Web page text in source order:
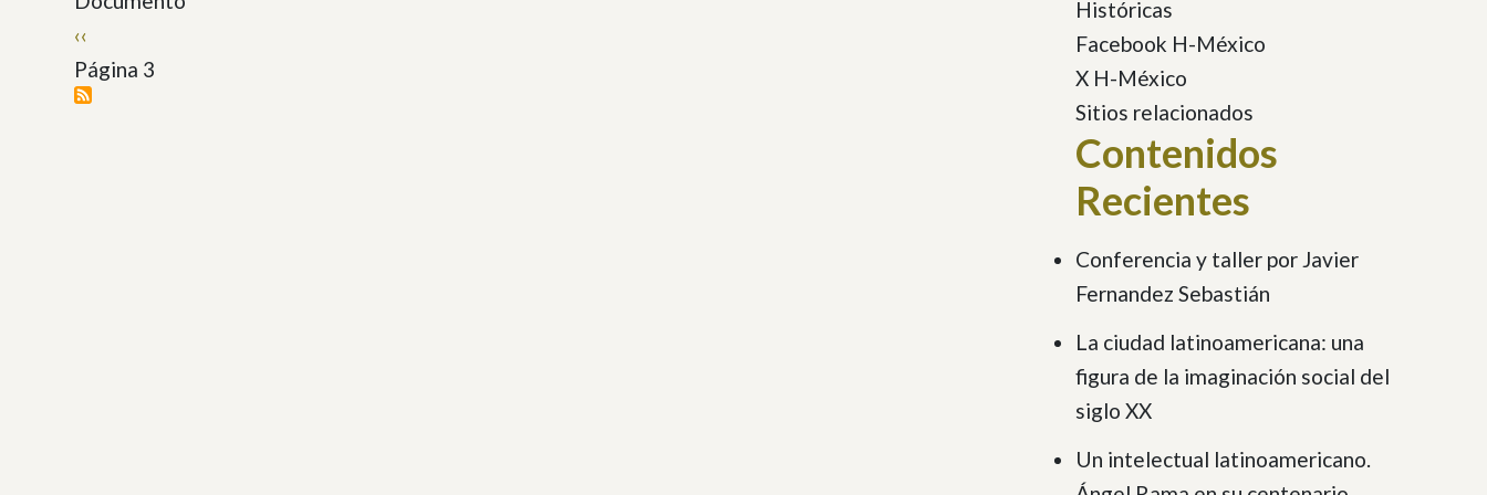
Paginación
Página
anterior
‹‹
Página 3
Históricas
Facebook H-México
X H-México
Sitios relacionados
Contenidos
Recientes
Conferencia y taller por Javier
Fernandez Sebastián
La ciudad latinoamericana: una
figura de la imaginación social del
siglo XX
Un intelectual latinoamericano.